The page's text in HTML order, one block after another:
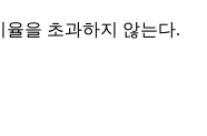
을 초과하지 않는다.